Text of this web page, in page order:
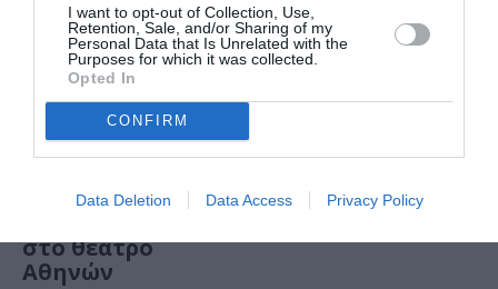
I want to opt-out of Collection, Use,
Retention, Sale, and/or Sharing of my
Personal Data that Is Unrelated with the
Purposes for which it was collected.
Opted In
CONFIRM
Data Deletion Data Access Privacy Policy
Όνειρο
νύχτας από τις
στο θέατρο
Αθηνών
Πρώτο φιλί –